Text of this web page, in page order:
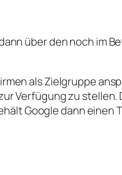
über den noch im
als Zielgruppe
Verfügung zu stellen.
Google dann einen